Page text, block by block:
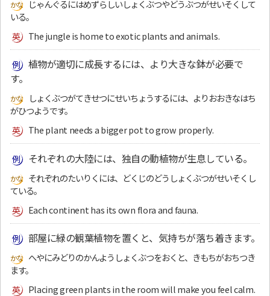
じゃんぐるにはめずらしいしょくぶつやどうぶつがせいそくして
いる。
The jungle is home to exotic plants and animals.
植物が適切に成長するには、より大きな鉢が必要で
す。
しょくぶつがてきせつにせいちょうするには、よりおおきなはち
がひつようです。
The plant needs a bigger pot to grow properly.
それぞれの大陸には、独自の動植物が生息している。
それぞれのたいりくには、どくじのどうしょくぶつがせいそくし
ている。
Each continent has its own flora and fauna.
部屋に緑の観葉植物を置くと、気持ちが落ち着きます。
へやにみどりのかんようしょくぶつをおくと、きもちがおちつき
ます。
Placing green plants in the room will make you feel calm.